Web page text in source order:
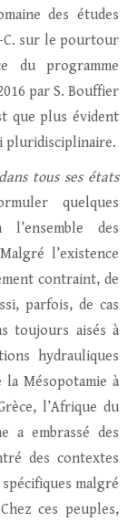
des études
C. sur le pourtour
du programme
par S. Bouffier
que plus évident
pluridisciplinaire.
tous ses états
quelques
des
l’existence
contraint, de
parfois, de cas
toujours aisés à
hydrauliques
Mésopotamie à
l’Afrique du
a embrassé des
des contextes
malgré
ces peuples,